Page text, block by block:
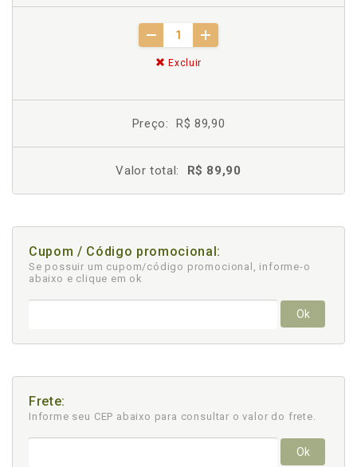
Excluir
Preço: R$ 89,90
Valor total: R$ 89,90
Cupom / Código promocional:
Se possuir um cupom/código promocional, informe-o
abaixo e clique em ok
Ok
Frete:
Informe seu CEP abaixo para consultar o valor do frete.
Ok